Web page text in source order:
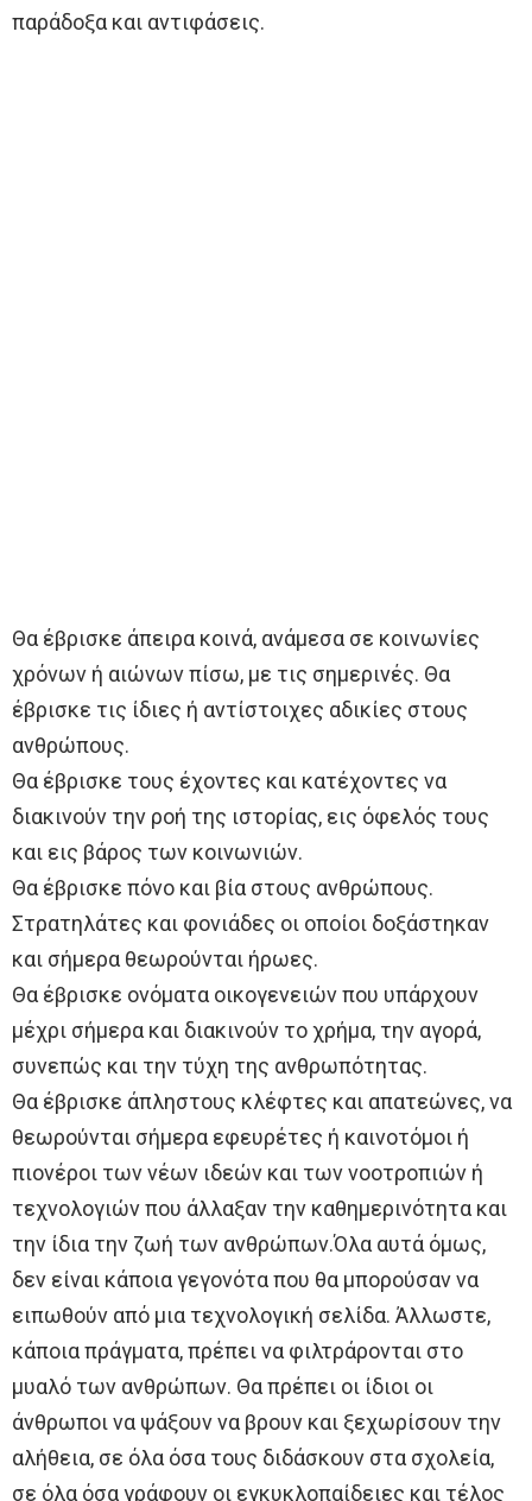
παράδοξα και αντιφάσεις.
Θα έβρισκε άπειρα κοινά, ανάμεσα σε κοινωνίες
χρόνων ή αιώνων πίσω, με τις σημερινές. Θα
έβρισκε τις ίδιες ή αντίστοιχες αδικίες στους
ανθρώπους.
Θα έβρισκε τους έχοντες και κατέχοντες να
διακινούν την ροή της ιστορίας, εις όφελός τους
και εις βάρος των κοινωνιών.
Θα έβρισκε πόνο και βία στους ανθρώπους.
Στρατηλάτες και φονιάδες οι οποίοι δοξάστηκαν
και σήμερα θεωρούνται ήρωες.
Θα έβρισκε ονόματα οικογενειών που υπάρχουν
μέχρι σήμερα και διακινούν το χρήμα, την αγορά,
συνεπώς και την τύχη της ανθρωπότητας.
Θα έβρισκε άπληστους κλέφτες και απατεώνες, να
θεωρούνται σήμερα εφευρέτες ή καινοτόμοι ή
πιονέροι των νέων ιδεών και των νοοτροπιών ή
τεχνολογιών που άλλαξαν την καθημερινότητα και
την ίδια την ζωή των ανθρώπων.Όλα αυτά όμως,
δεν είναι κάποια γεγονότα που θα μπορούσαν να
ειπωθούν από μια τεχνολογική σελίδα. Άλλωστε,
κάποια πράγματα, πρέπει να φιλτράρονται στο
μυαλό των ανθρώπων. Θα πρέπει οι ίδιοι οι
άνθρωποι να ψάξουν να βρουν και ξεχωρίσουν την
αλήθεια, σε όλα όσα τους διδάσκουν στα σχολεία,
σε όλα όσα γράφουν οι εγκυκλοπαίδειες και τέλος